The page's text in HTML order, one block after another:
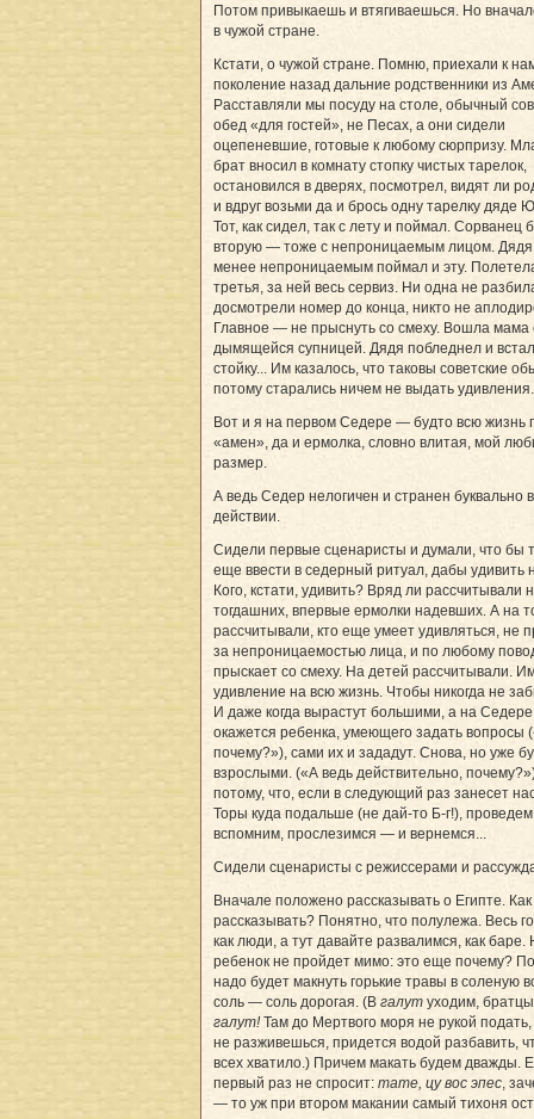
Потом привыкаешь и втягиваешься. Но
в чужой стране.
Кстати, о чужой стране. Помню, приехали к
поколение назад дальние родственники из
Расставляли мы посуду на столе, обычный
обед «для гостей», не Песах, а они сидели
оцепеневшие, готовые к любому сюрпризу.
брат вносил в комнату стопку чистых тарелок,
остановился в дверях, посмотрел, видят ли
и вдруг возьми да и брось одну тарелку дяде
Тот, как сидел, так с лету и поймал. Сорванец
вторую — тоже с непроницаемым лицом. Дядя
менее непроницаемым поймал и эту.
третья, за ней весь сервиз. Ни одна не
досмотрели номер до конца, никто не
Главное — не прыснуть со смеху. Вошла мама
дымящейся супницей. Дядя побледнел и
стойку... Им казалось, что таковы советские
потому старались ничем не выдать удивления.
Вот и я на первом Седере — будто всю жизнь
«амен», да и ермолка, словно влитая, мой
размер.
А ведь Седер нелогичен и странен буквально
действии.
Сидели первые сценаристы и думали, что бы
еще ввести в седерный ритуал, дабы удивить
Кого, кстати, удивить? Вряд ли рассчитывали
тогдашних, впервые ермолки надевших. А на
рассчитывали, кто еще умеет удивляться, не
за непроницаемостью лица, и по любому
прыскает со смеху. На детей рассчитывали.
удивление на всю жизнь. Чтобы никогда не
И даже когда вырастут большими, а на
окажется ребенка, умеющего задать вопросы
почему?»), сами их и зададут. Снова, но уже
взрослыми. («А ведь действительно,
потому, что, если в следующий раз занесет
Торы куда подальше (не дай-то Б-г!),
вспомним, прослезимся — и вернемся...
Сидели сценаристы с режиссерами и
Вначале положено рассказывать о Египте. Как
рассказывать? Понятно, что полулежа. Весь
как люди, а тут давайте развалимся, как баре.
ребенок не пройдет мимо: это еще почему?
надо будет макнуть горькие травы в соленую
соль — соль дорогая. (В галут уходим,
галут!Там до Мертвого моря не рукой
не разживешься, придется водой разбавить,
всех хватило.) Причем макать будем дважды.
первый раз не спросит: тате, цу вос эпес ,
— то уж при втором макании самый тихоня